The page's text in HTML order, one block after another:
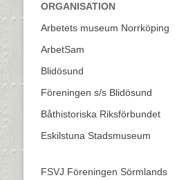
ORGANISATION
Arbetets museum Norrköping
ArbetSam
Blidösund
Föreningen s/s Blidösund
Båthistoriska Riksförbundet
Eskilstuna Stadsmuseum
FSVJ Föreningen Sörmlands